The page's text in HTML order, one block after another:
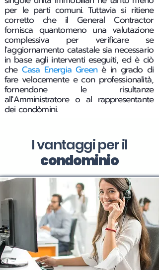
per le parti comuni. Tuttavia si ritiene
corretto che il General Contractor
fornisca quantomeno una valutazione
complessiva per verificare se
l'aggiornamento catastale sia necessario
in base agli interventi eseguiti, ed è ciò
che Casa Energia Greenè in grado di
fare velocemente e con professionalità,
fornendone le risultanze
all'Amministratore o al rappresentante
dei condòmini.
I vantaggi per il
condominio